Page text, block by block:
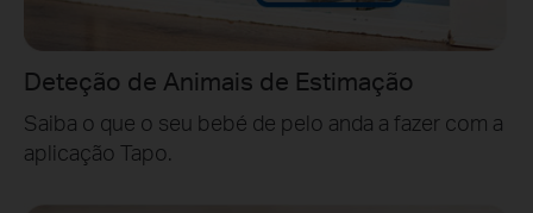
Deteção de Animais de Estimação
Saiba o que o seu bebé de pelo anda a fazer com a
aplicação Tapo.